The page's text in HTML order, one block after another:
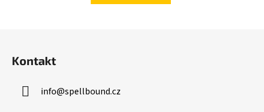
Kontakt
info@spellbound.cz